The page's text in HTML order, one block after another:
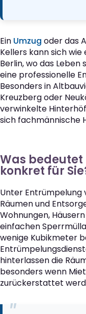
Ein Umzug oder das
Kellers kann sich wie
Berlin, wo das
eine professionelle
Besonders in
Kreuzberg oder
verwinkelte
sich fachmännische
Was
konkret für
Unter
Räumen und
Wohnungen,
einfachen
wenige Kubikmeter
hinterlassen die
besonders wenn
zurückerstattet